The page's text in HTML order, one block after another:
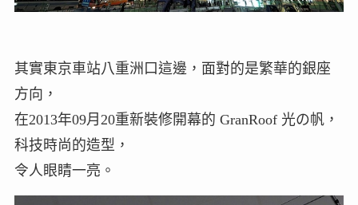
其實東京車站八重洲口這邊，面對的是繁華的銀座
方向，
在2013年09月20重新裝修開幕的 GranRoof 光の帆，
科技時尚的造型，
令人眼睛一亮。